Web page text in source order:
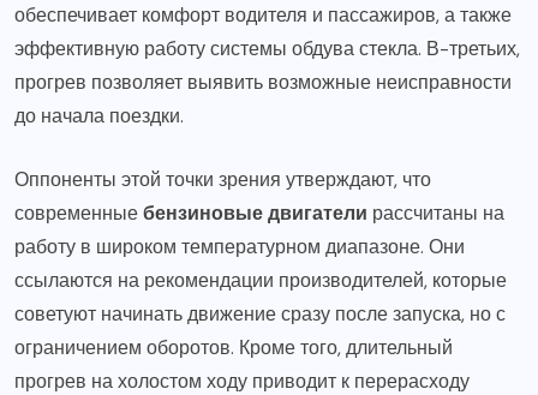
обеспечивает комфорт водителя и пассажиров, а также
эффективную работу системы обдува стекла. В-третьих,
прогрев позволяет выявить возможные неисправности
до начала поездки.
Оппоненты этой точки зрения утверждают, что
современныебензиновые двигатели рассчитаны на
работу в широком температурном диапазоне. Они
ссылаются на рекомендации производителей, которые
советуют начинать движение сразу после запуска, но с
ограничением оборотов. Кроме того, длительный
прогрев на холостом ходу приводит к перерасходу